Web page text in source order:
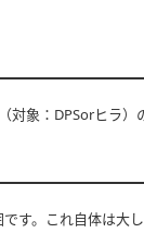
対象：DPSorヒラ）
す。これ自体は大